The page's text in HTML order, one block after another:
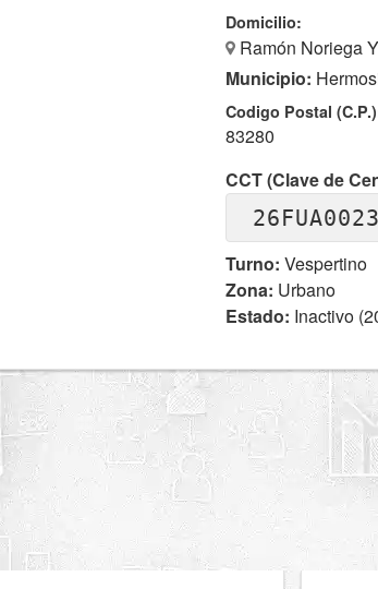
Domicilio:
Ramón Noriega
Municipio:
Codigo Postal
83280
CCT (Clave de
Turno: Vespertino
Zona: Urbano
Estado: Inactivo